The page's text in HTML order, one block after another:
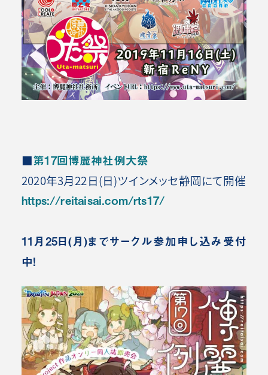
■第17回博麗神社例大祭
2020年3月22日(日)ツインメッセ静岡にて開催
https://reitaisai.com/rts17/
11月25日(月)までサークル参加申し込み受付
中！